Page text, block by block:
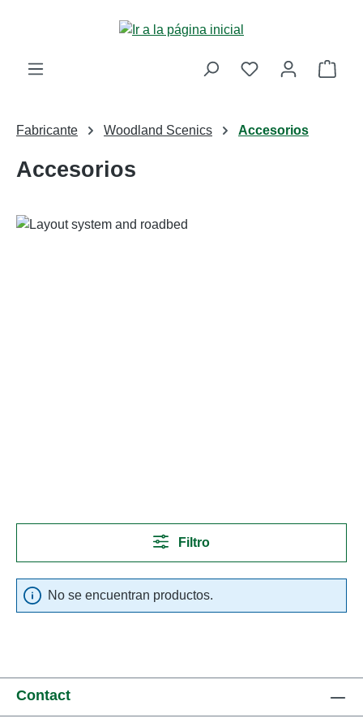
Saltar al contenido principal
La
Fabricante Woodland Scenics Accesorios
Accesorios
Filtro
No se encuentran productos.
Contact